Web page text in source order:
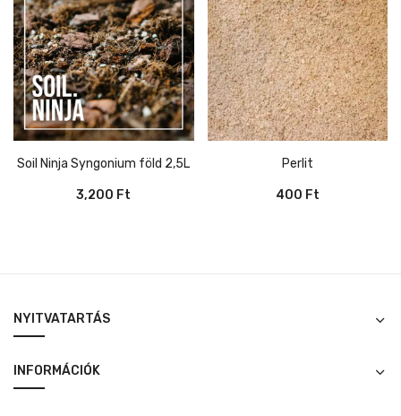
Soil Ninja Syngonium föld 2,5L
3,200 Ft
Perlit
400 Ft
NYITVATARTÁS
INFORMÁCIÓK